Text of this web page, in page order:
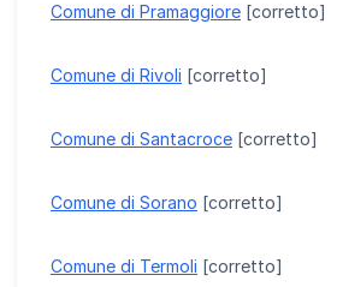
Comune di Pramaggiore [corretto]
Comune di Rivoli [corretto]
Comune di Santacroce [corretto]
Comune di Sorano [corretto]
Comune di Termoli [corretto]